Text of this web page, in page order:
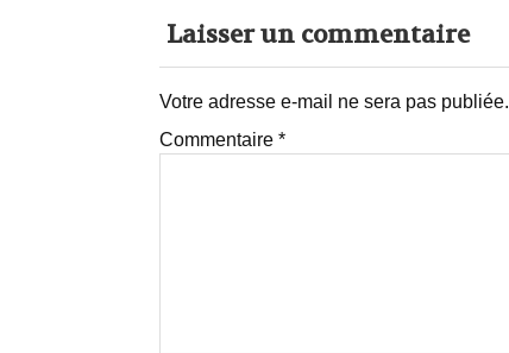
Laisser un commentaire
Votre adresse e-mail ne sera pas publiée.
Commentaire *